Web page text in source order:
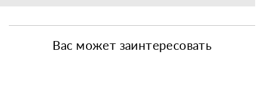
Вас может заинтересовать